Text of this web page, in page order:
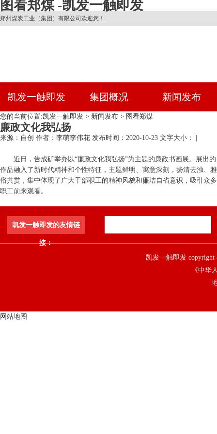
图看郑煤 -凯发一触即发
郑州煤炭工业（集团）有限公司欢迎您！
凯发一触即发 集团概况 新闻发布
您的当前位置:凯发一触即发 > 新闻发布 > 图看郑煤
廉政文化我弘扬
来源：自创 作者：李萌李伟花 发布时间：2020-10-23 文字大小： |
近日，告成矿举办以“廉政文化我弘扬”为主题的廉政书画展。展出的
作品融入了新时代精神和个性特征，主题鲜明、寓意深刻，扬清去浊、雅
俗共赏，集中体现了广大干部职工的精神风貌和廉洁自省意识，吸引众多
职工前来观看。
凯发一触即发的友情链
接：
凯发一触即发
《中华
网站地图